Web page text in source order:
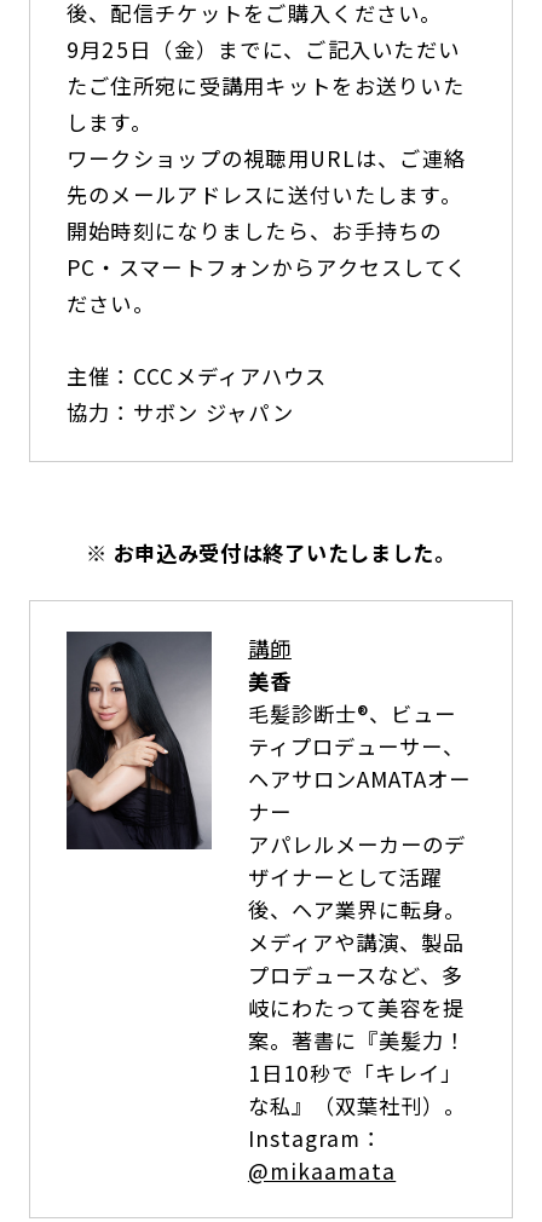
後、配信チケットをご購入ください。
9月25日（金）までに、ご記入いただい
たご住所宛に受講用キットをお送りいた
します。
ワークショップの視聴用URLは、ご連絡
先のメールアドレスに送付いたします。
開始時刻になりましたら、お手持ちの
PC・スマートフォンからアクセスしてく
ださい。
主催：CCCメディアハウス
協力：サボン ジャパン
※ お申込み受付は終了いたしました。
講師
美香
毛髪診断士®、ビュー
ティプロデューサー、
ヘアサロンAMATAオー
ナー
アパレルメーカーのデ
ザイナーとして活躍
後、ヘア業界に転身。
メディアや講演、製品
プロデュースなど、多
岐にわたって美容を提
案。著書に『美髪力！
1日10秒で「キレイ」
な私』（双葉社刊）。
Instagram：
@mikaamata